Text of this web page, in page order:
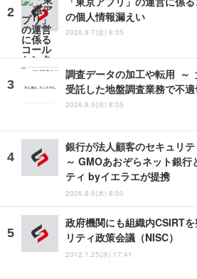
の個人情報漏えい
2026.8.7(金) 8:05
調査データの加工や転用 ～
受託した地盤調査業務で不適
2026.8.5(水) 8:05
銀行が法人顧客のセキュリ
～ GMOあおぞらネット銀行
ティ byイエラエが提携
2026.8.6(木) 8:00
政府機関にも組織内CSIRT
リティ政策会議（NISC）
2012.1.25(水) 17:41